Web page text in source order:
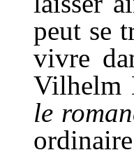
peut se
vivre
Vilhelm
le